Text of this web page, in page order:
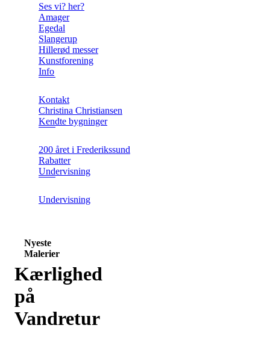
Ses vi? her?
Amager
Egedal
Slangerup
Hillerød messer
Kunstforening
Info
Kontakt
Christina Christiansen
Kendte bygninger
200 året i Frederikssund
Rabatter
Undervisning
Undervisning
Nyeste
Malerier
Kærlighed
på
Vandretur